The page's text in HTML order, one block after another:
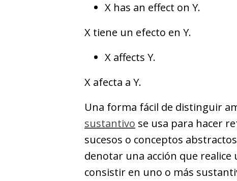
X has an effect on Y.
X tiene un efecto en Y.
X affects Y.
X afecta a Y.
Una forma fácil de distinguir
sustantivo se usa para hacer
sucesos o conceptos
denotar una acción que realice
consistir en uno o más